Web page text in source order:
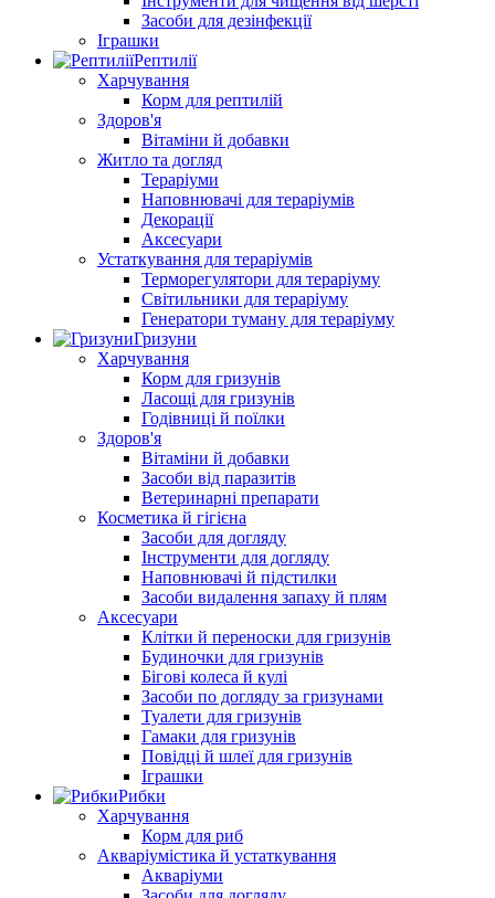
Засоби для дезінфекції
Іграшки
Рептилії
Харчування
Корм для рептилій
Здоров'я
Вітаміни й добавки
Житло та догляд
Тераріуми
Наповнювачі для тераріумів
Декорації
Аксесуари
Устаткування для тераріумів
Терморегулятори для тераріуму
Світильники для тераріуму
Генератори туману для тераріуму
Гризуни
Харчування
Корм для гризунів
Ласощі для гризунів
Годівниці й поїлки
Здоров'я
Вітаміни й добавки
Засоби від паразитів
Ветеринарні препарати
Косметика й гігієна
Засоби для догляду
Інструменти для догляду
Наповнювачі й підстилки
Засоби видалення запаху й плям
Аксесуари
Клітки й переноски для гризунів
Будиночки для гризунів
Бігові колеса й кулі
Засоби по догляду за гризунами
Туалети для гризунів
Гамаки для гризунів
Повідці й шлеї для гризунів
Іграшки
Рибки
Харчування
Корм для риб
Акваріумістика й устаткування
Акваріуми